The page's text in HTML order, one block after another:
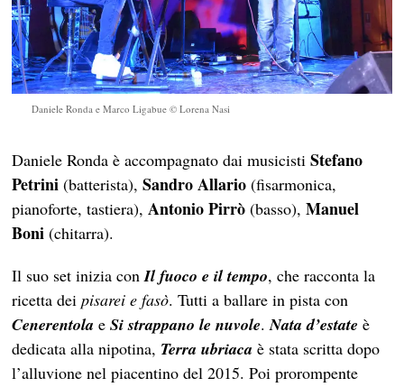
Daniele Ronda e Marco Ligabue © Lorena Nasi
Daniele Ronda è accompagnato dai musicistiStefano
Petrini (batterista),Sandro Allario (fisarmonica,
pianoforte, tastiera),Antonio Pirrò (basso),Manuel
Boni (chitarra).
Il suo set inizia conIl fuoco e il tempo, che racconta la
ricetta deipisarei e fasò. Tutti a ballare in pista con
Cenerentola eSi strappano le nuvole.Nata d’estate è
dedicata alla nipotina, Terra ubriaca è stata scritta dopo
l’alluvione nel piacentino del 2015. Poi prorompente